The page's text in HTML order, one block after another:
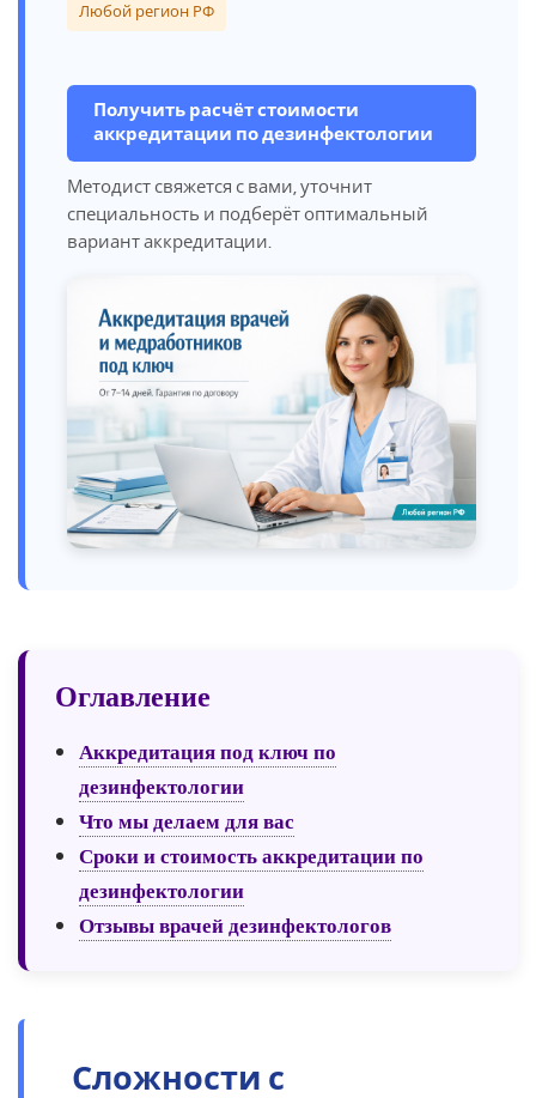
Любой регион РФ
Получить расчёт стоимости
аккредитации по дезинфектологии
Методист свяжется с вами, уточнит
специальность и подберёт оптимальный
вариант аккредитации.
Оглавление
Аккредитация под ключ по
дезинфектологии
Что мы делаем для вас
Сроки и стоимость аккредитации по
дезинфектологии
Отзывы врачей дезинфектологов
Сложности с